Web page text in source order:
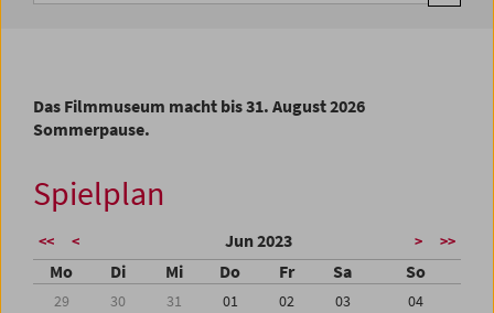
Das Filmmuseum macht bis 31. August 2026
Sommerpause.
Spielplan
<< < Jun 2023 > >>
Mo Di Mi Do Fr Sa So
29 30 31 01 02 03
04